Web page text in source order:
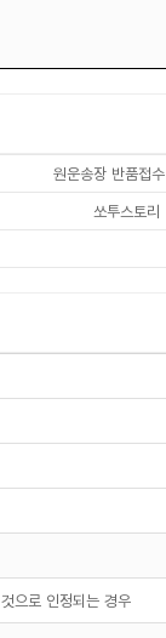
원운송장 반품접수
쏘투스토리
으로 인정되는 경우